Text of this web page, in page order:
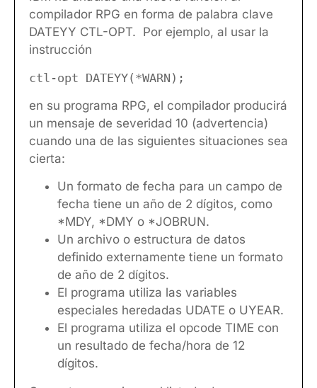
compilador RPG en forma de palabra clave
DATEYY CTL-OPT. Por ejemplo, al usar la
instrucción
ctl-opt DATEYY(*WARN);
en su programa RPG, el compilador producirá
un mensaje de severidad 10 (advertencia)
cuando una de las siguientes situaciones sea
cierta:
Un formato de fecha para un campo de
fecha tiene un año de 2 dígitos, como
*MDY, *DMY o *JOBRUN.
Un archivo o estructura de datos
definido externamente tiene un formato
de año de 2 dígitos.
El programa utiliza las variables
especiales heredadas UDATE o UYEAR.
El programa utiliza el opcode TIME con
un resultado de fecha/hora de 12
dígitos.